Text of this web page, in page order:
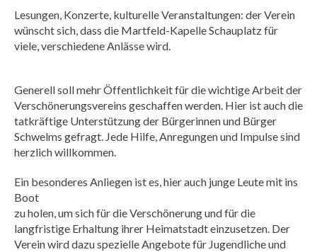
Lesungen, Konzerte, kulturelle Veranstaltungen: der Verein
wünscht sich, dass die Martfeld-Kapelle Schauplatz für
viele, verschiedene Anlässe wird.
Generell soll mehr Öffentlichkeit für die wichtige Arbeit der
Verschönerungsvereins geschaffen werden. Hier ist auch die
tatkräftige Unterstützung der Bürgerinnen und Bürger
Schwelms gefragt. Jede Hilfe, Anregungen und Impulse sind
herzlich willkommen.
Ein besonderes Anliegen ist es, hier auch junge Leute mit ins
Boot
zu holen, um sich für die Verschönerung und für die
langfristige Erhaltung ihrer Heimatstadt einzusetzen. Der
Verein wird dazu spezielle Angebote für Jugendliche und